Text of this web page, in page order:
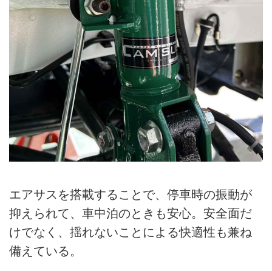
エアサスを搭載することで、停車時の振動が
抑えられて、車中泊のときも安心。安全面だ
けでなく、揺れないことによる快適性も兼ね
備えている。